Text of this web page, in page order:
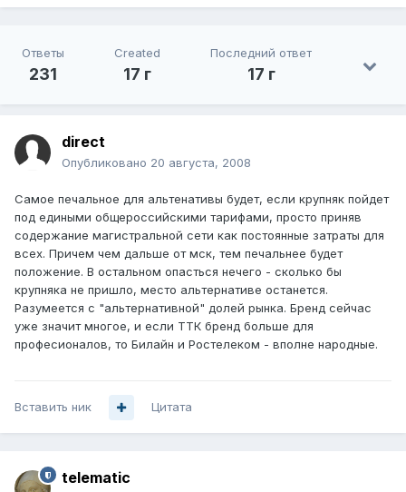
Ответы
231
Created
17 г
Последний ответ
17 г
direct
Опубликовано 20 августа, 2008
Самое печальное для альтенативы будет, если крупняк пойдет
под едиными общероссийскими тарифами, просто приняв
содержание магистральной сети как постоянные затраты для
всех. Причем чем дальше от мск, тем печальнее будет
положение. В остальном опасться нечего - сколько бы
крупняка не пришло, место альтернативе останется.
Разумеется с "альтернативной" долей рынка. Бренд сейчас
уже значит многое, и если ТТК бренд больше для
професионалов, то Билайн и Ростелеком - вполне народные.
Вставить ник Цитата
telematic